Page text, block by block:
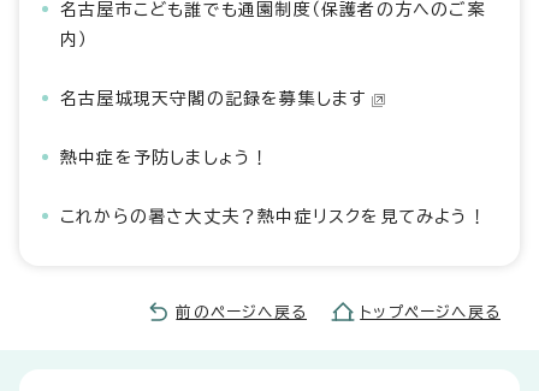
名古屋市こども誰でも通園制度（保護者の方へのご案
内）
名古屋城現天守閣の記録を募集します
熱中症を予防しましょう！
これからの暑さ大丈夫？熱中症リスクを見てみよう！
前のページへ戻る トップページへ戻る